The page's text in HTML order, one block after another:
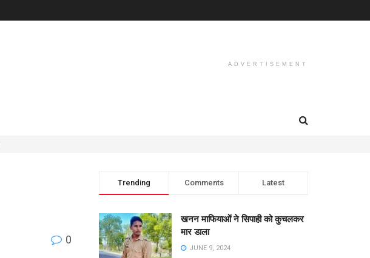
ADVERTISEMENT
0
Trending Comments Latest
खनन माफियाओं ने सिपाही को कुचलकर
मार डाला
JUNE 9, 2024